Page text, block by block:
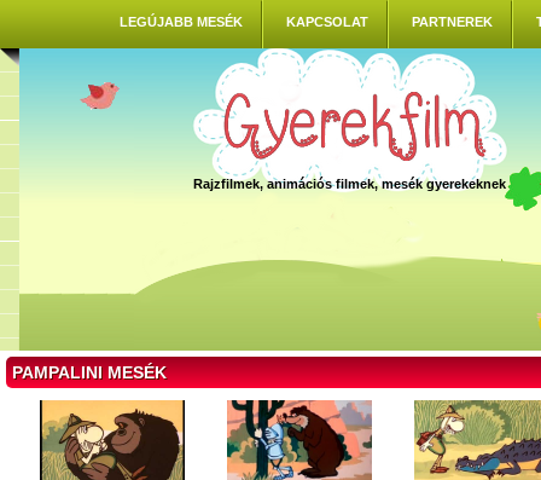
LEGÚJABB MESÉK KAPCSOLAT PARTNEREK
Rajzfilmek, animációs filmek, mesék gyerekeknek
PAMPALINI MESÉK